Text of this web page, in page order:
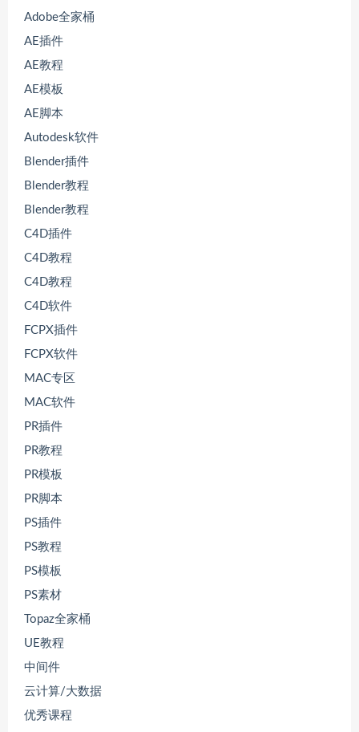
Adobe全家桶
AE插件
AE教程
AE模板
AE脚本
Autodesk软件
Blender插件
Blender教程
Blender教程
C4D插件
C4D教程
C4D教程
C4D软件
FCPX插件
FCPX软件
MAC专区
MAC软件
PR插件
PR教程
PR模板
PR脚本
PS插件
PS教程
PS模板
PS素材
Topaz全家桶
UE教程
中间件
云计算/大数据
优秀课程